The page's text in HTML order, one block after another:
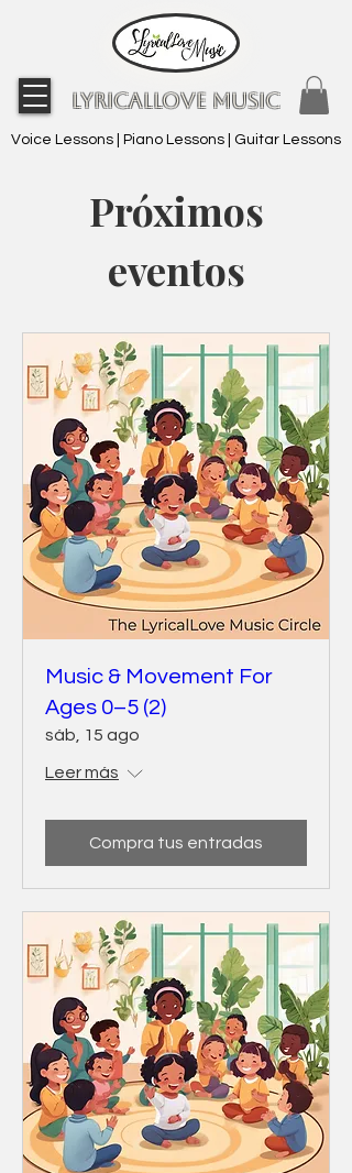
LyricalLove Music
Voice Lessons | Piano Lessons | Guitar Lessons
Próximos
eventos
Music & Movement For
Ages 0–5 (2)
sáb, 15 ago
Leer más
Compra tus entradas